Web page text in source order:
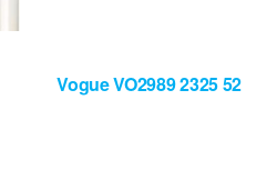
Vogue VO2989 2325 52